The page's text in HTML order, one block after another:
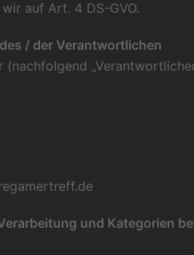
auf Art. 4 DS-GVO.
/ der Verantwortlichen
und Kategorien